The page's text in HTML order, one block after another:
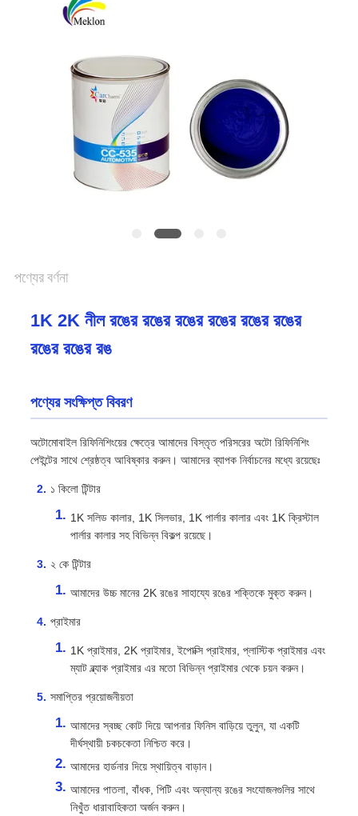
গোপনীয়তা
পণ্যের বর্ণনা
1K 2K নীল রঙের রঙের রঙের রঙের রঙের রঙের
রঙের রঙের রঙ
পণ্যের সংক্ষিপ্ত বিবরণ
অটোমোবাইল রিফিনিশিংয়ের ক্ষেত্রে আমাদের বিস্তৃত পরিসরের অটো রিফিনিশিং
পেইন্টের সাথে শ্রেষ্ঠত্ব আবিষ্কার করুন। আমাদের ব্যাপক নির্বাচনের মধ্যে রয়েছেঃ
১ কিলো টিন্টার
1K সলিড কালার, 1K সিলভার, 1K পার্লার কালার এবং 1K ক্রিস্টাল
পার্লার কালার সহ বিভিন্ন বিকল্প রয়েছে।
২ কে টিন্টার
আমাদের উচ্চ মানের 2K রঙের সাহায্যে রঙের শক্তিকে মুক্ত করুন।
প্রাইমার
1K প্রাইমার, 2K প্রাইমার, ইপোক্সি প্রাইমার, প্লাস্টিক প্রাইমার এবং
ম্যাট ব্ল্যাক প্রাইমার এর মতো বিভিন্ন প্রাইমার থেকে চয়ন করুন।
সমাপ্তির প্রয়োজনীয়তা
আমাদের স্বচ্ছ কোট দিয়ে আপনার ফিনিস বাড়িয়ে তুলুন, যা একটি
দীর্ঘস্থায়ী চকচকেতা নিশ্চিত করে।
আমাদের হার্ডনার দিয়ে স্থায়িত্ব বাড়ান।
আমাদের পাতলা, বাঁধক, পিটি এবং অন্যান্য রঙের সংযোজনগুলির সাথে
নিখুঁত ধারাবাহিকতা অর্জন করুন।